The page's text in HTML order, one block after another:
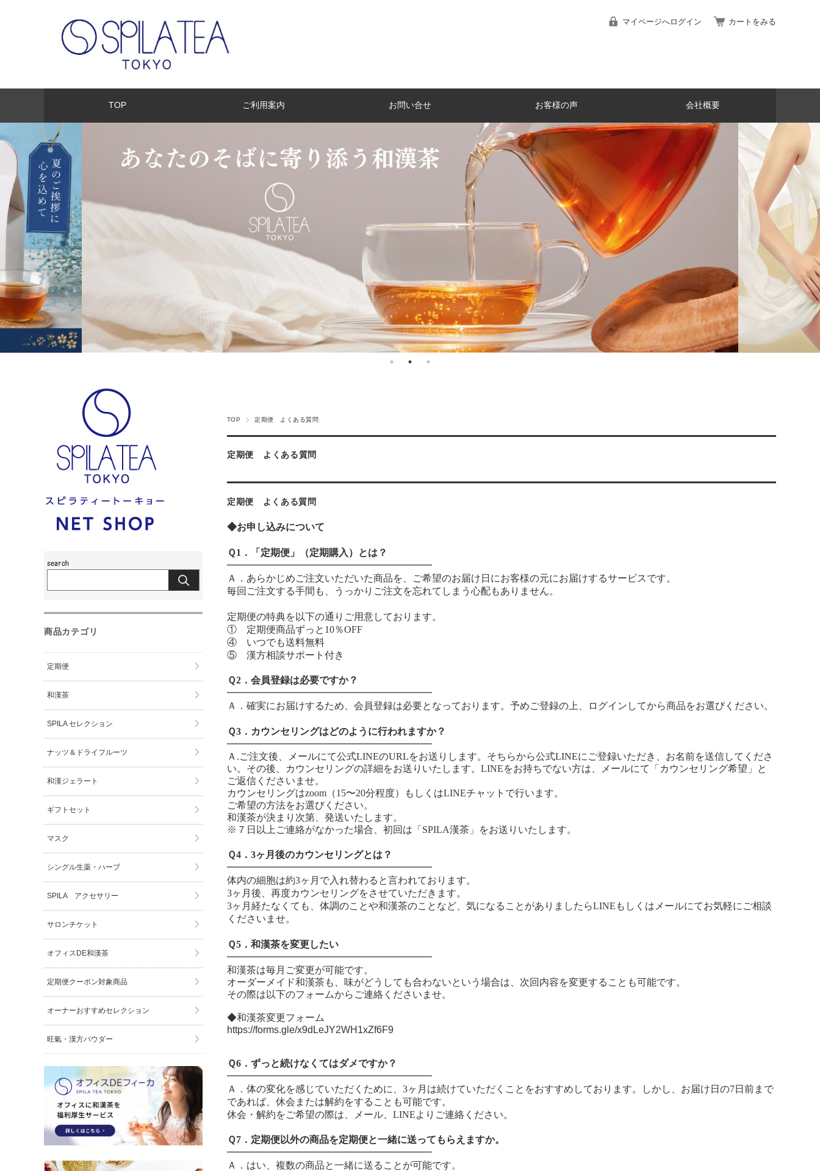
マイページへログイン カートをみる
TOP ご利用案内 お問い合せ お客様の声 会社概要
TOP 定期便 よくある質問
定期便 よくある質問
定期便 よくある質問
◆お申し込みについて
Ｑ1．「定期便」（定期購入）とは？
━━━━━━━━━━━━━━━━━━━━━
Ａ．あらかじめご注文いただいた商品を、ご希望のお届け日にお客様の元にお届けするサービスです。
毎回ご注文する手間も、うっかりご注文を忘れてしまう心配もありません。
定期便の特典を以下の通りご用意しております。
① 定期便商品ずっと10％OFF
④ いつでも送料無料
⑤ 漢方相談サポート付き
Ｑ2．会員登録は必要ですか？
━━━━━━━━━━━━━━━━━━━━━
Ａ．確実にお届けするため、会員登録は必要となっております。予めご登録の上、ログインしてから商品をお選びください。
Ｑ3．カウンセリングはどのように行われますか？
━━━━━━━━━━━━━━━━━━━━━
Ａ.ご注文後、メールにて公式LINEのURLをお送りします。そちらから公式LINEにご登録いただき、お名前を送信してくださ
い。その後、カウンセリングの詳細をお送りいたします。LINEをお持ちでない方は、メールにて「カウンセリング希望」と
ご返信くださいませ。
カウンセリングはzoom（15〜20分程度）もしくはLINEチャットで行います。
ご希望の方法をお選びください。
和漢茶が決まり次第、発送いたします。
※７日以上ご連絡がなかった場合、初回は「SPILA漢茶」をお送りいたします。
Ｑ4．3ヶ月後のカウンセリングとは？
━━━━━━━━━━━━━━━━━━━━━
体内の細胞は約3ヶ月で入れ替わると言われております。
3ヶ月後、再度カウンセリングをさせていただきます。
3ヶ月経たなくても、体調のことや和漢茶のことなど、気になることがありましたらLINEもしくはメールにてお気軽にご相談
くださいませ。
Ｑ5．和漢茶を変更したい
━━━━━━━━━━━━━━━━━━━━━
和漢茶は毎月ご変更が可能です。
オーダーメイド和漢茶も、味がどうしても合わないという場合は、次回内容を変更することも可能です。
その際は以下のフォームからご連絡くださいませ。
◆和漢茶変更フォーム
https://forms.gle/x9dLeJY2WH1xZf6F9
Ｑ6．ずっと続けなくてはダメですか？
━━━━━━━━━━━━━━━━━━━━━
Ａ．体の変化を感じていただくために、3ヶ月は続けていただくことをおすすめしております。しかし、 お届け日の7日前まで
であれば、休会または解約をすることも可能です。
休会・解約をご希望の際は、
メール、 LINEよりご連絡ください。
Ｑ7．定期便以外の商品を定期便と一緒に送ってもらえますか。
━━━━━━━━━━━━━━━━━━━━━
Ａ．はい、複数の商品と一緒に送ることが可能です。
商品カテゴリ
定期便
和漢茶
SPILA セレクション
ナッツ＆ドライフルーツ
和漢ジェラート
ギフトセット
マスク
シングル生薬・ハーブ
SPILA アクセサリー
サロンチケット
オフィスDE和漢茶
定期便クーポン対象商品
オーナーおすすめセレクション
旺氣・漢方パウダー